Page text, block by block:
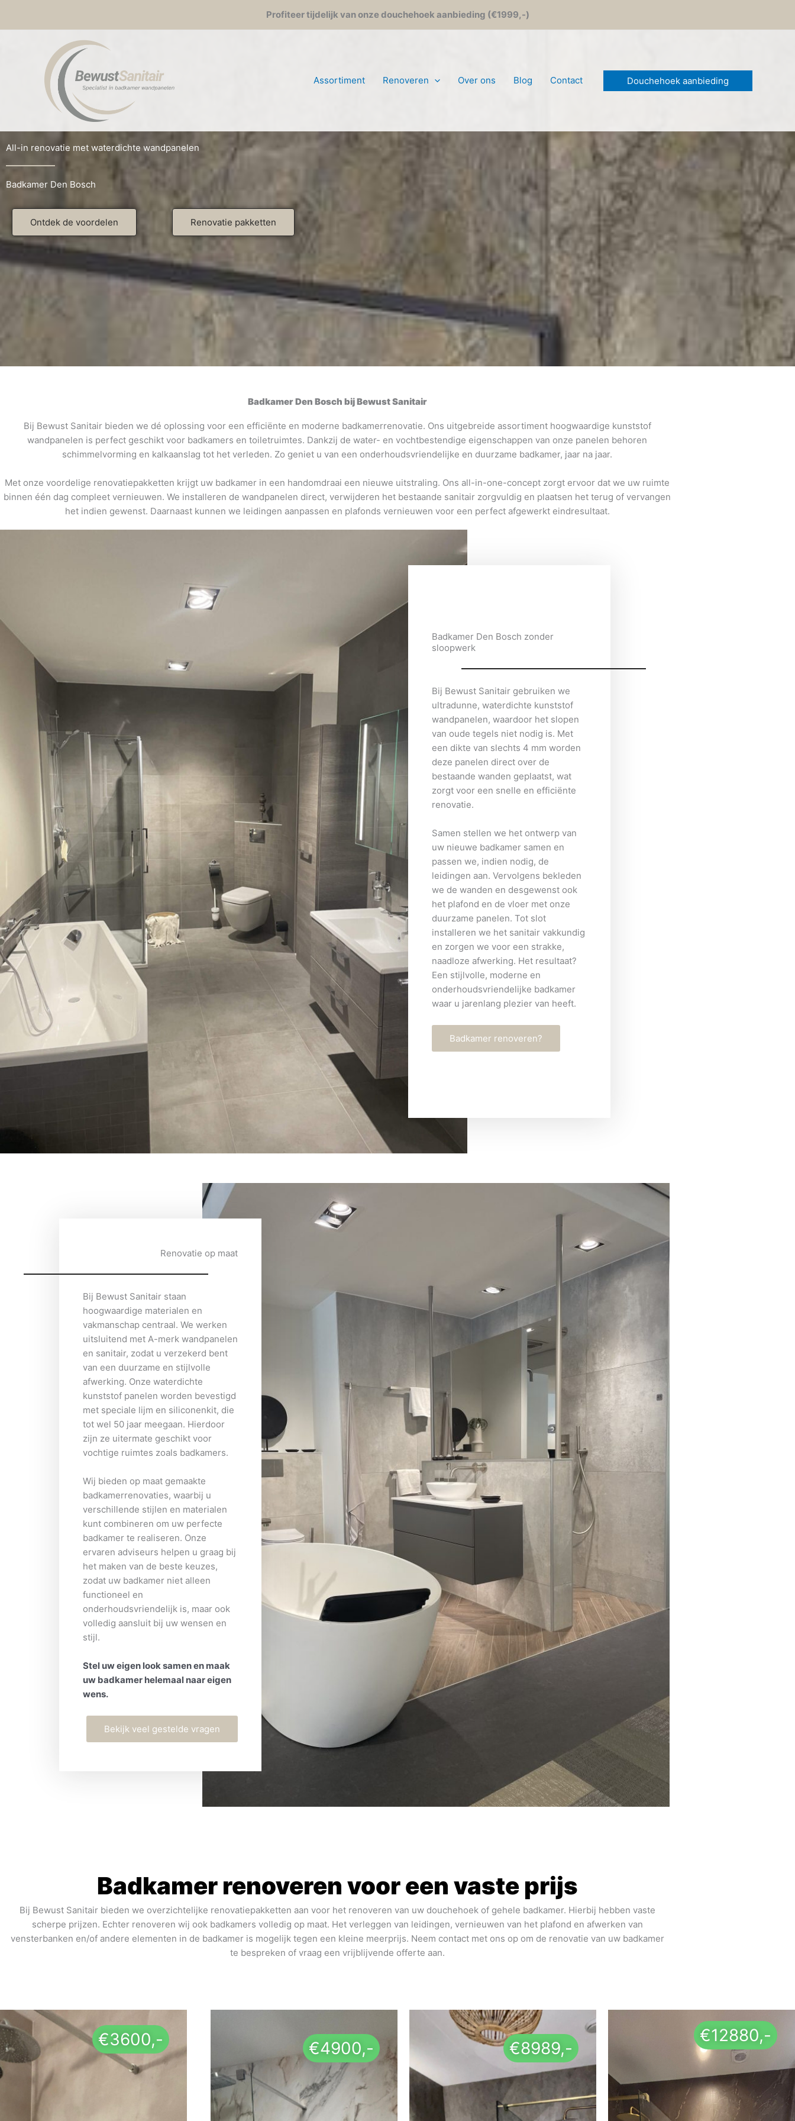
Profiteer tijdelijk van onze douchehoek aanbieding (€1999,-)
Assortiment Renoveren Over ons Blog Contact Douchehoek aanbieding
All-in renovatie met waterdichte wandpanelen
Badkamer Den Bosch
Ontdek de voordelen Renovatie pakketten
Badkamer Den Bosch bij Bewust Sanitair
Bij Bewust Sanitair bieden we dé oplossing voor een efficiënte en moderne badkamerrenovatie. Ons uitgebreide assortiment hoogwaardige kunststof
wandpanelen is perfect geschikt voor badkamers en toiletruimtes. Dankzij de water- en vochtbestendige eigenschappen van onze panelen behoren
schimmelvorming en kalkaanslag tot het verleden. Zo geniet u van een onderhoudsvriendelijke en duurzame badkamer, jaar na jaar.
Met onze voordelige renovatiepakketten krijgt uw badkamer in een handomdraai een nieuwe uitstraling. Ons all-in-one-concept zorgt ervoor dat we uw ruimte
binnen één dag compleet vernieuwen. We installeren de wandpanelen direct, verwijderen het bestaande sanitair zorgvuldig en plaatsen het terug of vervangen
het indien gewenst. Daarnaast kunnen we leidingen aanpassen en plafonds vernieuwen voor een perfect afgewerkt eindresultaat.
Badkamer Den Bosch zonder
sloopwerk
Bij Bewust Sanitair gebruiken we
ultradunne, waterdichte kunststof
wandpanelen, waardoor het slopen
van oude tegels niet nodig is. Met
een dikte van slechts 4 mm worden
deze panelen direct over de
bestaande wanden geplaatst, wat
zorgt voor een snelle en efficiënte
renovatie.
Samen stellen we het ontwerp van
uw nieuwe badkamer samen en
passen we, indien nodig, de
leidingen aan. Vervolgens bekleden
we de wanden en desgewenst ook
het plafond en de vloer met onze
duurzame panelen. Tot slot
installeren we het sanitair vakkundig
en zorgen we voor een strakke,
naadloze afwerking. Het resultaat?
Een stijlvolle, moderne en
onderhoudsvriendelijke badkamer
waar u jarenlang plezier van heeft.
Badkamer renoveren?
Renovatie op maat
Bij Bewust Sanitair staan
hoogwaardige materialen en
vakmanschap centraal. We werken
uitsluitend met A-merk wandpanelen
en sanitair, zodat u verzekerd bent
van een duurzame en stijlvolle
afwerking. Onze waterdichte
kunststof panelen worden bevestigd
met speciale lijm en siliconenkit, die
tot wel 50 jaar meegaan. Hierdoor
zijn ze uitermate geschikt voor
vochtige ruimtes zoals badkamers.
Wij bieden op maat gemaakte
badkamerrenovaties, waarbij u
verschillende stijlen en materialen
kunt combineren om uw perfecte
badkamer te realiseren. Onze
ervaren adviseurs helpen u graag bij
het maken van de beste keuzes,
zodat uw badkamer niet alleen
functioneel en
onderhoudsvriendelijk is, maar ook
volledig aansluit bij uw wensen en
stijl.
Stel uw eigen look samen en maak
uw badkamer helemaal naar eigen
wens.
Bekijk veel gestelde vragen
Badkamer renoveren voor een vaste prijs
Bij Bewust Sanitair bieden we overzichtelijke renovatiepakketten aan voor het renoveren van uw douchehoek of gehele badkamer. Hierbij hebben vaste
scherpe prijzen. Echter renoveren wij ook badkamers volledig op maat. Het verleggen van leidingen, vernieuwen van het plafond en afwerken van
vensterbanken en/of andere elementen in de badkamer is mogelijk tegen een kleine meerprijs. Neem contact met ons op om de renovatie van uw badkamer
te bespreken of vraag een vrijblijvende offerte aan.
€3600,- €4900,- €8989,-
€12880,-